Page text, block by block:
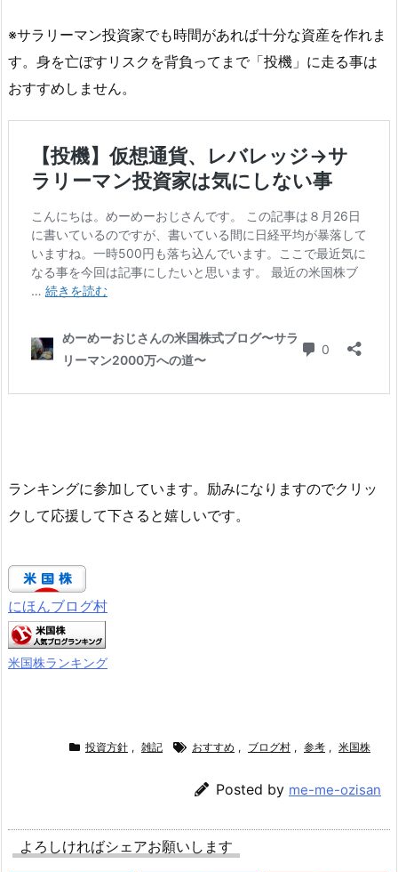
※サラリーマン投資家でも時間があれば十分な資産を作れま
す。身を亡ぼすリスクを背負ってまで「投機」に走る事は
おすすめしません。
ランキングに参加しています。励みになりますのでクリッ
クして応援して下さると嬉しいです。
にほんブログ村
米国株ランキング
投資方針 , 雑記 おすすめ , ブログ村 , 参考 , 米国株
Posted by me-me-ozisan
よろしければシェアお願いします